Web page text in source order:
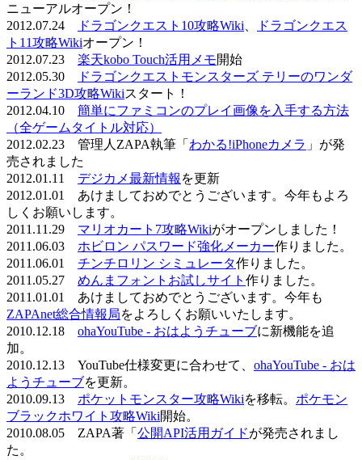
ニューアルオープン！
2012.07.24
ドラゴンクエスト10攻略Wiki
ドラゴンクエス
ト11攻略Wikiオープン！
2012.07.23 楽天kobo Touch活用メモ開始
2012.05.30
ドラゴンクエストモンスターズ テリーのワンダ
ーランド3D攻略Wikiスタート！
2012.04.10 簡単にファミコンのプレイ画像を入手する方法
（全ゲームタイトル対応）
2012.02.23 管理人ZAPA執筆「 わかる!iPhoneカメラ 」が発
売されました
2012.01.11 デジカメ最新情報 を更新
2012.01.01 あけましておめでとうございます。今年もよろ
しくお願いします。
2011.11.29 マリオカート7攻略Wikiがオープンしました！
2011.06.03 ホビロン パスワード強化メーカー作りました。
2011.06.01 チンチロリン シミュレータ作りました。
2011.05.27 めんまフォントお試しサイト 作りました。
2011.01.01 あけましておめでとうございます。今年も
ZAPAnet総合情報局をよろしくお願いいたします。
2010.12.18 ohaYouTube - おはようチューブに新機能を追
加。
2010.12.13 YouTube仕様変更に合わせて、 ohaYouTube - おは
ようチューブを更新。
2010.09.13 ポケットモンスター攻略Wikiを移転。 ポケモン
ブラックホワイト攻略Wiki開始。
2010.08.05 ZAPA著「 公開API活用ガイドが発売されまし
た。